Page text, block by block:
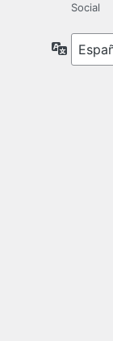
Social
Idioma